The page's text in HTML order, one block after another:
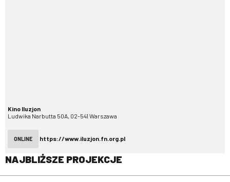
Kino Iluzjon
Ludwika Narbutta 50A, 02-541 Warszawa
ONLINE https://www.iluzjon.fn.org.pl
NAJBLIŻSZE PROJEKCJE